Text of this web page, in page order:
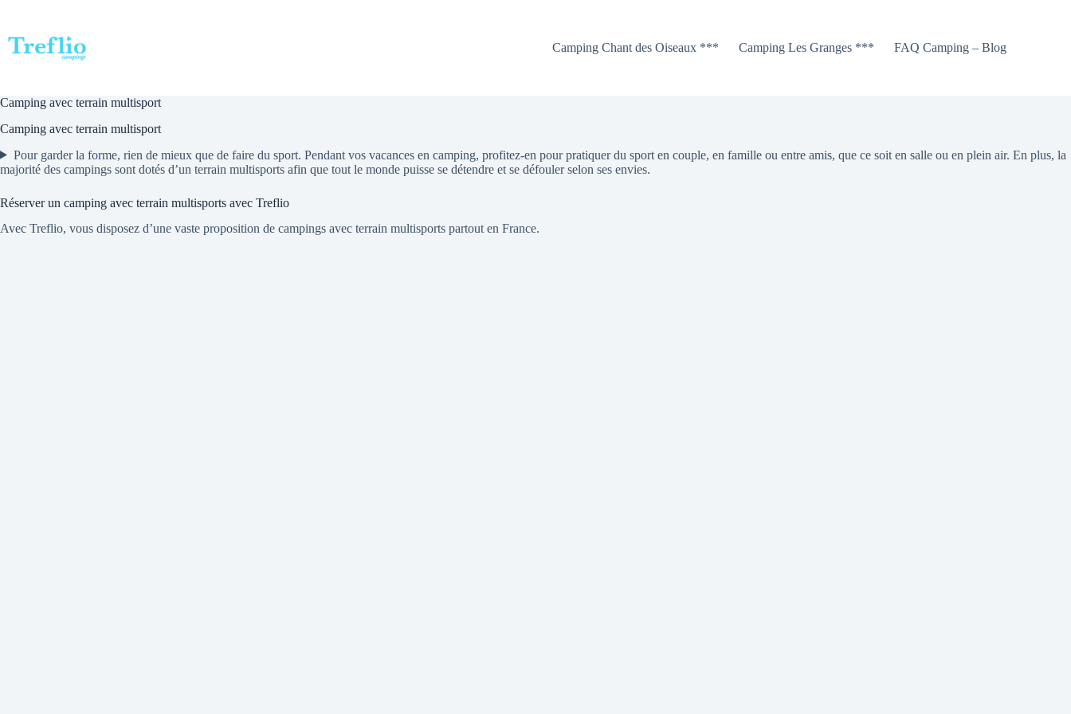
contenu
Camping Chant des Oiseaux ***
Camping Les Granges *** FAQ Camping – Blog
Camping avec terrain multisport
Camping avec terrain multisport
Pour garder la forme, rien de mieux que de faire du sport. Pendant vos vacances en camping, profitez-en pour pratiquer du sport en couple, en famille ou entre amis, que ce soit en salle ou en plein air. En plus, la
majorité des campings sont dotés d’un terrain multisports afin que tout le monde puisse se détendre et se défouler selon ses envies.
Réserver un camping avec terrain multisports avec Treflio
Avec Treflio, vous disposez d’une vaste proposition de campings avec terrain multisports partout en France.